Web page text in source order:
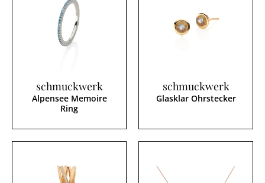
schmuckwerk
Alpensee Memoire
Ring
schmuckwerk
Glasklar Ohrstecker